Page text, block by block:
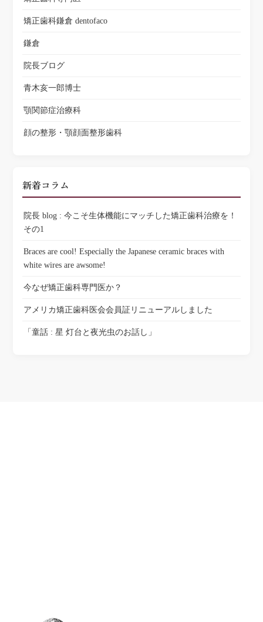
矯正歯科鎌倉 dentofaco
鎌倉
院長ブログ
青木亥一郎博士
顎関節症治療科
顔の整形・顎顔面整形歯科
新着コラム
院長 blog : 今こそ生体機能にマッチした矯正歯科治療を！
その1
Braces are cool! Especially the Japanese ceramic braces with
white wires are awsome!
今なぜ矯正歯科専門医か？
アメリカ矯正歯科医会会員証リニューアルしました
「童話 : 星 灯台と夜光虫のお話し」